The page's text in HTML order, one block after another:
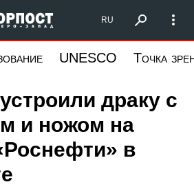
Форпост Северо-Запад
RU
UNESCO Точка
драку с
и ножом на
в